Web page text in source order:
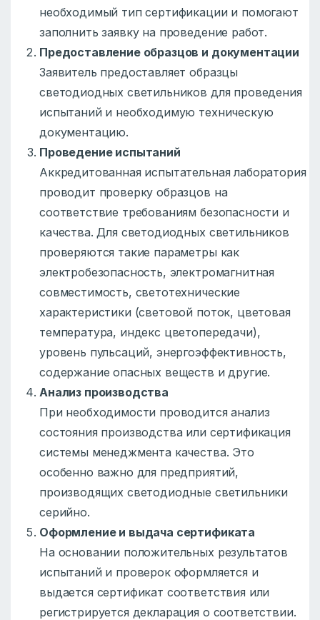
необходимый тип сертификации и помогают
заполнить заявку на проведение работ.
Предоставление образцов и документации
Заявитель предоставляет образцы
светодиодных светильников для проведения
испытаний и необходимую техническую
документацию.
Проведение испытаний
Аккредитованная испытательная лаборатория
проводит проверку образцов на
соответствие требованиям безопасности и
качества. Для светодиодных светильников
проверяются такие параметры как
электробезопасность, электромагнитная
совместимость, светотехнические
характеристики (световой поток, цветовая
температура, индекс цветопередачи),
уровень пульсаций, энергоэффективность,
содержание опасных веществ и другие.
Анализ производства
При необходимости проводится анализ
состояния производства или сертификация
системы менеджмента качества. Это
особенно важно для предприятий,
производящих светодиодные светильники
серийно.
Оформление и выдача сертификата
На основании положительных результатов
испытаний и проверок оформляется и
выдается сертификат соответствия или
регистрируется декларация о соответствии.